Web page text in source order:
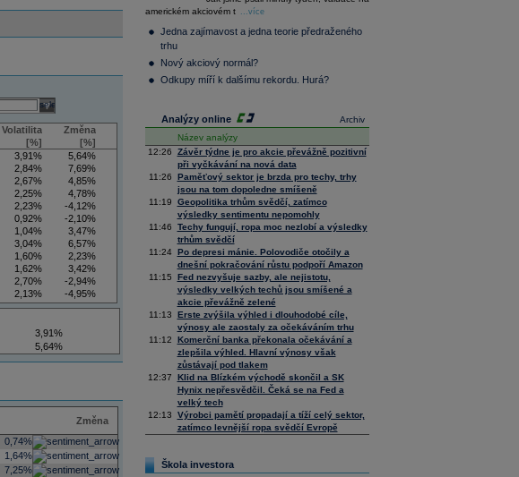
select
Volatilita
[%]
Změna
[%]
3,91%
5,64%
2,84%
7,69%
2,67%
4,85%
2,25%
4,78%
2,23%
-4,12%
0,92%
-2,10%
1,04%
3,47%
3,04%
6,57%
1,60%
2,23%
1,62%
3,42%
2,70%
-2,94%
2,13%
-4,95%
4,09%
11,61%
3,91%
5,64%
Změna
0,74%
1,64%
7,25%
Composite
36 376,54 0,66
Tecdax
Performance
index
4 068,78
americkém akciovém t
...více
Jedna zajímavost a jedna teorie předraženého
trhu
Nový akciový normál?
Odkupy míří k dalšímu rekordu. Hurá?
Archiv
Analýzy online
Název analýzy
12:26
Závěr týdne je pro akcie převážně pozitivní
při vyčkávání na nová data
11:26
Paměťový sektor je brzda pro techy, trhy
jsou na tom dopoledne smíšeně
11:19
Geopolitika trhům svědčí, zatímco
výsledky sentimentu nepomohly
11:46
Techy fungují, ropa moc nezlobí a výsledky
trhům svědčí
11:24
Po depresi mánie. Polovodiče otočily a
dnešní pokračování růstu podpoří Amazon
11:15
Fed nezvyšuje sazby, ale nejistotu,
výsledky velkých techů jsou smíšené a
akcie převážně zelené
11:13
Erste zvýšila výhled i dlouhodobé cíle,
výnosy ale zaostaly za očekáváním trhu
11:12
Komerční banka překonala očekávání a
zlepšila výhled. Hlavní výnosy však
zůstávají pod tlakem
12:37
Klid na Blízkém východě skončil a SK
Hynix nepřesvědčil. Čeká se na Fed a
velký tech
12:13
Výrobci pamětí propadají a tíží celý sektor,
zatímco levnější ropa svědčí Evropě
Škola investora